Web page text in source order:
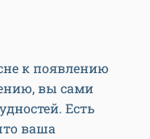
к появлению
вы сами
Есть
ваша